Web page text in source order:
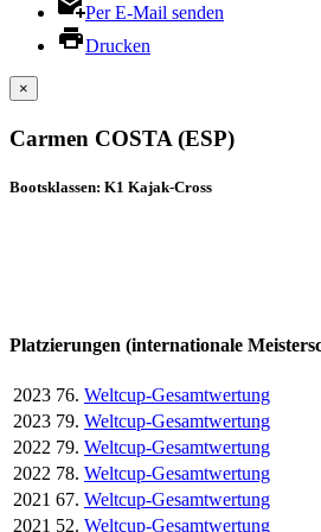
Per E-Mail senden
Drucken
×
Carmen COSTA (ESP)
Bootsklassen: K1 Kajak-Cross
Platzierungen (internationale
2023 76. Weltcup-Gesamtwertung
2023 79. Weltcup-Gesamtwertung
2022 79. Weltcup-Gesamtwertung
2022 78. Weltcup-Gesamtwertung
2021 67. Weltcup-Gesamtwertung
2021 52. Weltcup-Gesamtwertung